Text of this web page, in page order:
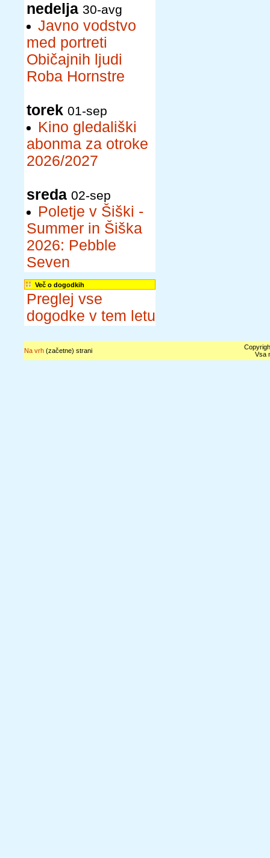
nedelja 30-avg
Javno vodstvo
med portreti
Običajnih ljudi
Roba Hornstre
torek 01-sep
Kino gledališki
abonma za otroke
2026/2027
sreda 02-sep
Poletje v Šiški -
Summer in Šiška
2026: Pebble
Seven
Več o dogodkih
Preglej vse
dogodke v tem letu
Na vrh(začetne) strani
Vsa